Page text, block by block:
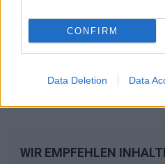
CONFIRM
Data Deletion Data
WIR EMPFEHLEN